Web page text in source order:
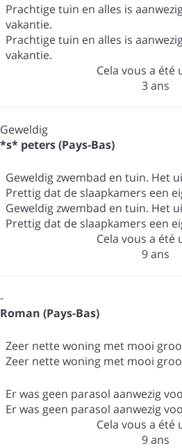
Prachtige tuin en alles is
vakantie.
Prachtige tuin en alles is
vakantie.
Cela vous a été
3 ans
Geweldig
*s* peters (Pays-Bas)
Geweldig zwembad en tuin. Het
Prettig dat de slaapkamers een
Geweldig zwembad en tuin. Het
Prettig dat de slaapkamers een
Cela vous a été
9 ans
-
Roman (Pays-Bas)
Zeer nette woning met mooi
Zeer nette woning met mooi
Er was geen parasol aanwezig
Er was geen parasol aanwezig
Cela vous a été
9 ans